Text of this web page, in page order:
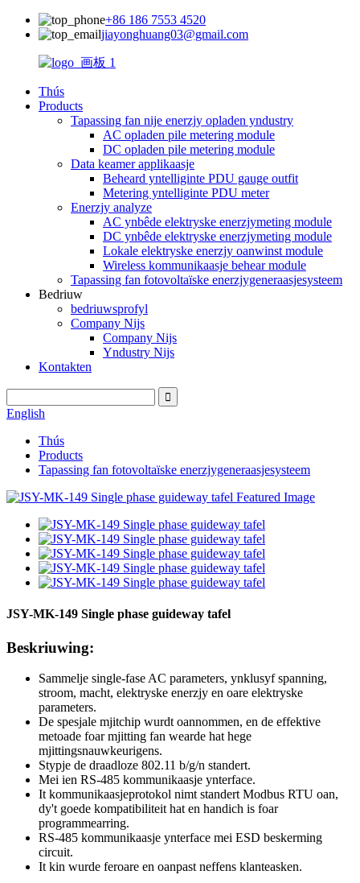
+86 186 7553 4520
jiayonghuang03@gmail.com
Thús
Products
Tapassing fan nije enerzjy opladen yndustry
AC opladen pile metering module
DC opladen pile metering module
Data keamer applikaasje
Beheard yntelliginte PDU gauge outfit
Metering yntelliginte PDU meter
Enerzjy analyze
AC ynbêde elektryske enerzjymeting module
DC ynbêde elektryske enerzjymeting module
Lokale elektryske enerzjy oanwinst module
Wireless kommunikaasje behear module
Tapassing fan fotovoltaïske enerzjygeneraasjesysteem
Bedriuw
bedriuwsprofyl
Company Nijs
Company Nijs
Yndustry Nijs
Kontakten
English
Thús
Products
Tapassing fan fotovoltaïske enerzjygeneraasjesysteem
JSY-MK-149 Single phase guideway tafel
Beskriuwing:
Sammelje single-fase AC parameters, ynklusyf spanning,
stroom, macht, elektryske enerzjy en oare elektryske
parameters.
De spesjale mjitchip wurdt oannommen, en de effektive
metoade foar mjitting fan wearde hat hege
mjittingsnauwkeurigens.
Stypje de draadloze 802.11 b/g/n standert.
Mei ien RS-485 kommunikaasje ynterface.
It kommunikaasjeprotokol nimt standert Modbus RTU oan,
dy't goede kompatibiliteit hat en handich is foar
programmearring.
RS-485 kommunikaasje ynterface mei ESD beskerming
circuit.
It kin wurde feroare en oanpast neffens klanteasken.